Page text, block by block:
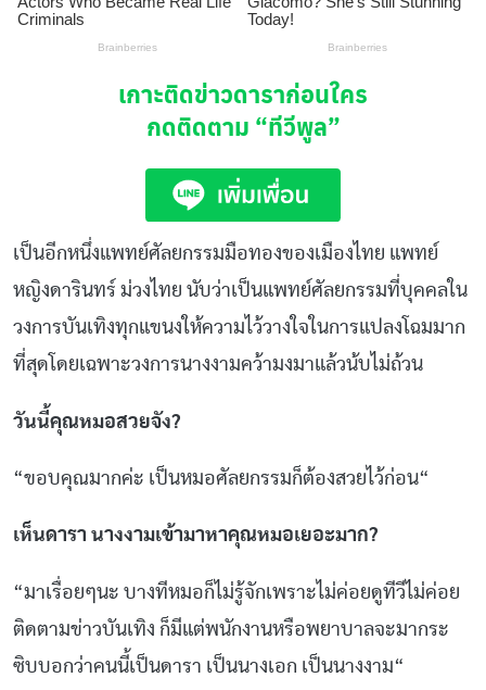
เกาะติดข่าวดาราก่อนใคร
กดติดตาม “ทีวีพูล”
เป็นอีกหนึ่งแพทย์ศัลยกรรมมือทองของเมืองไทย แพทย์
หญิงดารินทร์ ม่วงไทย นับว่าเป็นแพทย์ศัลยกรรมที่บุคคลใน
วงการบันเทิงทุกแขนงให้ความไว้วางใจในการแปลงโฉมมาก
ที่สุดโดยเฉพาะวงการนางงามคว้ามงมาแล้วน้บไม่ถ้วน
วันนี้คุณหมอสวยจัง?
“ขอบคุณมากค่ะ เป็นหมอศัลยกรรมก็ต้องสวยไว้ก่อน“
เห็นดารา นางงามเข้ามาหาคุณหมอเยอะมาก?
“มาเรื่อยๆนะ บางทีหมอก็ไม่รู้จักเพราะไม่ค่อยดูทีวีไม่ค่อย
ติดตามข่าวบันเทิง ก็มีแต่พนักงานหรือพยาบาลจะมากระ
ซิบบอกว่าคนนี้เป็นดารา เป็นนางเอก เป็นนางงาม“